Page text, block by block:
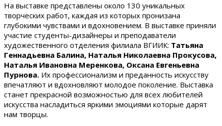
На выставке представлены около 130 уникальных
творческих работ, каждая из которых пронизана
глубокими чувствами и вдохновением. В выставке приняли
участие студенты-дизайнеры и преподаватели
художественного отделения филиала ВГИИК: Татьяна
Геннадьевна Балина, Наталья Николаевна Прокусова,
Наталья Ивановна Меренкова, Оксана Евгеньевна
Пурнова. Их профессионализм и преданность искусству
впечатляют и вдохновляют молодое поколение. Выставка
станет прекрасной возможностью для всех любителей
искусства насладиться яркими эмоциями которые дарят
нам творцы.